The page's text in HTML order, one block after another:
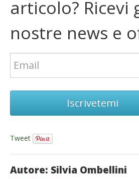
articolo? Ricevi
nostre news e
Iscrivetemi
Tweet
Autore: Silvia Ombellini